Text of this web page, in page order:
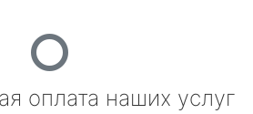
оплата наших услуг